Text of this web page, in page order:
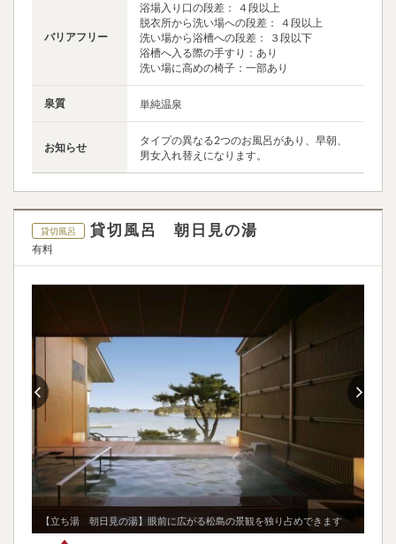
バリアフリー
浴場入り口の段差： ４段以上
脱衣所から洗い場への段差： ４段以上
洗い場から浴槽への段差： ３段以下
浴槽へ入る際の手すり：あり
洗い場に高めの椅子：一部あり
泉質 単純温泉
お知らせ
タイプの異なる2つのお風呂があり、早朝、
男女入れ替えになります。
貸切風呂 貸切風呂 朝日見の湯
有料
【立ち湯 朝日見の湯】眼前に広がる松島の景観を独り占めできます